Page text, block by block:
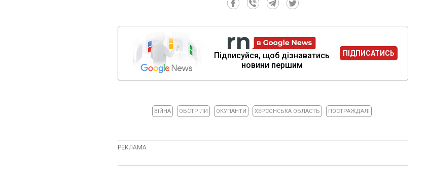
Підписуйся, щоб дізнаватись
новини першим
ПІДПИСАТИСЬ
ВІЙНА ОБСТРІЛИ ОКУПАНТИ ХЕРСОНСЬКА ОБЛАСТЬ ПОСТРАЖДАЛІ